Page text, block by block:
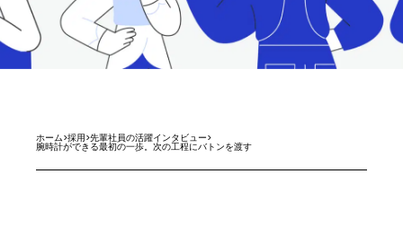
ホーム>採用>先輩社員の活躍インタビュー>
腕時計ができる最初の一歩。次の工程にバトンを渡す